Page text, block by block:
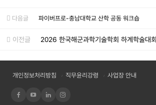
다음글 파이버프로-충남대학교 산학 공동 워크숍
이전글 2026 한국해군과학기술학회 하계학술대회
개인정보처리방침 직무윤리강령 사업장 안내